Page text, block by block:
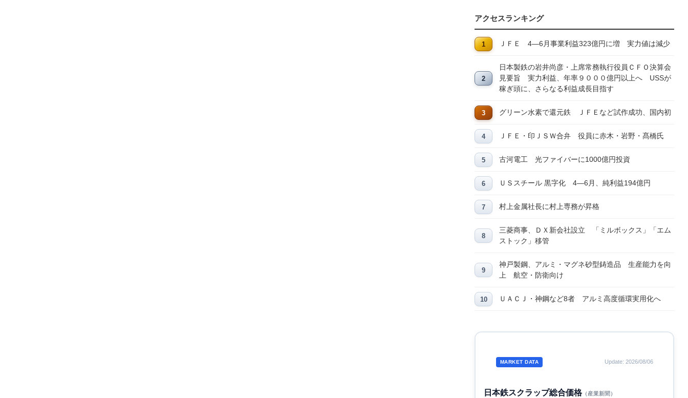
アクセスランキング
ＪＦＥ 4―6月事業利益323億円に増 実力値は減少
日本製鉄の岩井尚彦・上席常務執行役員ＣＦＯ決算会
見要旨 実力利益、年率９０００億円以上へ USSが
稼ぎ頭に、さらなる利益成長目指す
グリーン水素で還元鉄 ＪＦＥなど試作成功、国内初
ＪＦＥ・印ＪＳＷ合弁 役員に赤木・岩野・髙橋氏
古河電工 光ファイバーに1000億円投資
ＵＳスチール 黒字化 4―6月、純利益194億円
村上金属社長に村上専務が昇格
三菱商事、ＤＸ新会社設立 「ミルボックス」「エム
ストック」移管
神戸製鋼、アルミ・マグネ砂型鋳造品 生産能力を向
上 航空・防衛向け
ＵＡＣＪ・神鋼など8者 アルミ高度循環実用化へ
MARKET DATA Update: 2026/08/06
日本鉄スクラップ総合価格（産業新聞）